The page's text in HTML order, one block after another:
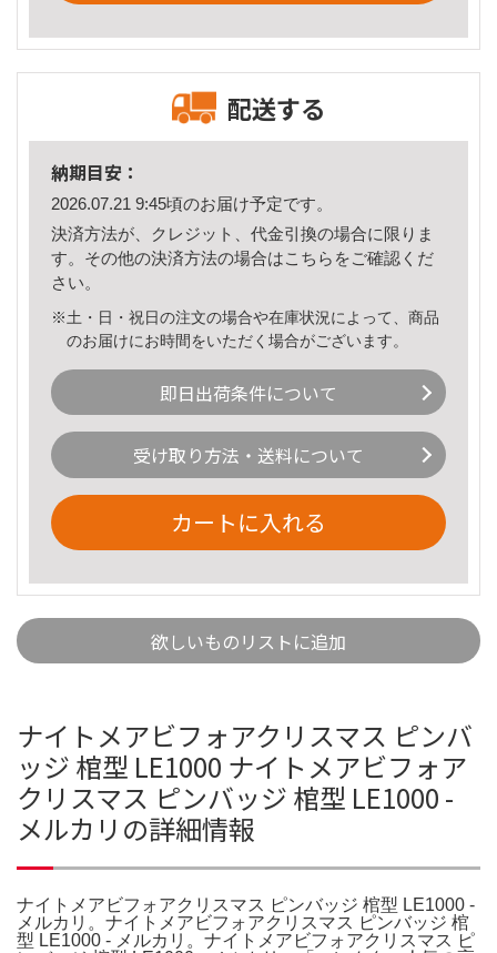
配送する
納期目安：
2026.07.21 9:45頃のお届け予定です。
決済方法が、クレジット、代金引換の場合に限りま
す。その他の決済方法の場合はこちら をご確認くだ
さい。
※土・日・祝日の注文の場合や在庫状況によって、商品
のお届けにお時間をいただく場合がございます。
即日出荷条件について
受け取り方法・送料について
カートに入れる
欲しいものリストに追加
ナイトメアビフォアクリスマス ピンバ
ッジ 棺型 LE1000 ナイトメアビフォア
クリスマス ピンバッジ 棺型 LE1000 -
メルカリの詳細情報
ナイトメアビフォアクリスマス ピンバッジ 棺型 LE1000 -
メルカリ。ナイトメアビフォアクリスマス ピンバッジ 棺
型 LE1000 - メルカリ。ナイトメアビフォアクリスマス ピ